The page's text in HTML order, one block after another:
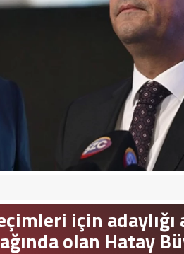
için adaylığı
olan Hatay